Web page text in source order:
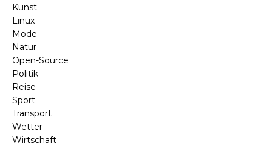
Kunst
Linux
Mode
Natur
Open-Source
Politik
Reise
Sport
Transport
Wetter
Wirtschaft